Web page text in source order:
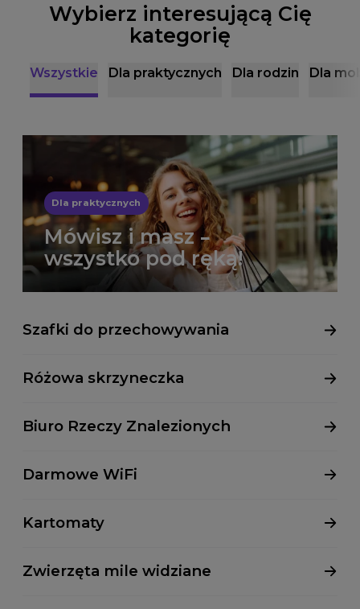
Wybierz interesującą Cię
kategorię
Wszystkie Dla praktycznych Dla rodzin Dla
Dla praktycznych
Mówisz i masz –
wszystko pod ręką!
Szafki do przechowywania
Różowa skrzyneczka
Biuro Rzeczy Znalezionych
Darmowe WiFi
Kartomaty
Zwierzęta mile widziane